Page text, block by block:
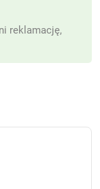
reklamację,